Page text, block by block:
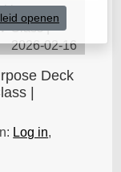
Class |
2026-02-16
Deck
|
Log in,
openen